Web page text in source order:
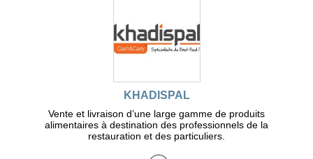
KHADISPAL
Vente et livraison d’une large gamme de produits
alimentaires à destination des professionnels de la
restauration et des particuliers.